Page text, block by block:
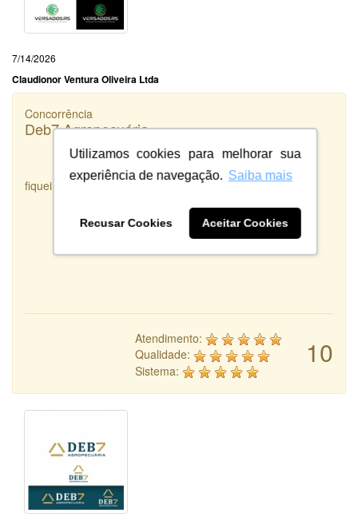
Utilizamos cookies para melhorar sua
experiência de navegação. Saiba mais
Recusar Cookies Aceitar Cookies
7/14/2026
Claudionor Ventura Oliveira Ltda
Concorrência
Deb7 Agropecuária
fiquei satisfeita com o serviço prestado
10
Atendimento:
Qualidade:
Sistema: